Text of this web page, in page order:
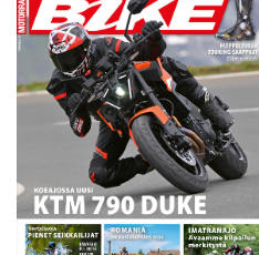
osallistuminen…